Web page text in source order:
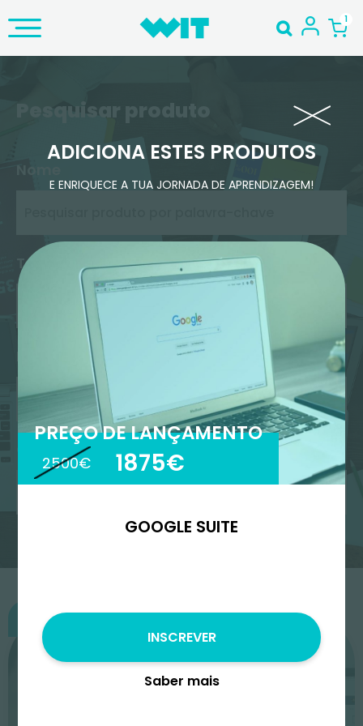
Pesquisar produto
Tema Principal
Ordenar por
Começa
ADICIONA ESTES PRODUTOS
E ENRIQUECE A TUA JORNADA DE APRENDIZAGEM!
PREÇO DE LANÇAMENTO
2500€ 1875€
GOOGLE SUITE
INSCREVER
Saber mais